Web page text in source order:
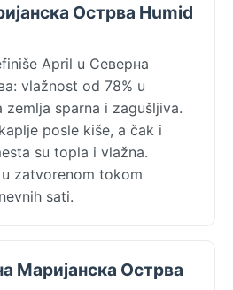
Острва Humid
April u Северна
vlažnost od 78% u
zemlja sparna i zagušljiva.
posle kiše, a čak i
su topla i vlažna.
zatvorenom tokom
sati.
Маријанска Острва